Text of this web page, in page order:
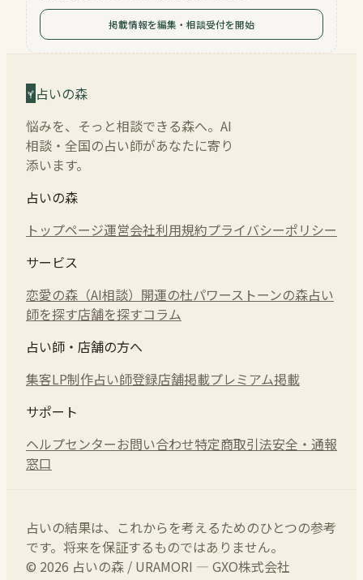
掲載情報を編集・相談受付を開始
占いの森
悩みを、そっと相談できる森へ。AI
相談・全国の占い師があなたに寄り
添います。
占いの森
トップページ運営会社利用規約プライバシーポリシー
サービス
恋愛の森（AI相談） 開運の杜パワーストーンの森占い
師を探す店舗を探すコラム
占い師・店舗の方へ
集客LP制作占い師登録店舗掲載プレミアム掲載
サポート
ヘルプセンターお問い合わせ特定商取引法安全・通報
窓口
占いの結果は、これからを考えるためのひとつの参考
です。将来を保証するものではありません。
© 2026 占いの森 / URAMORI — GXO株式会社